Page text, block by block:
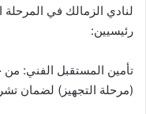
لنادي الزمالك في المرحلة
رئيسيين:
تأمين المستقبل الفني:
(مرحلة التجهيز) لضمان